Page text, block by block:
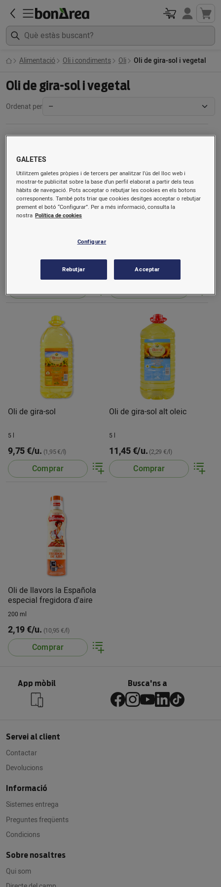
Alimentació Oli i condiments Oli Oli de gira-sol i vegetal
Oli de gira-sol i vegetal
Ordenat per
(1,85 €/l) 2,31 €/u.(2,31 €/l)
Oli de gira-sol
5 l
9,75 €/u. (1,95 €/l)
Comprar
Oli de gira-sol alt oleic
5 l
11,45 €/u. (2,29 €/l)
Comprar
Oli de llavors la Española
especial fregidora d'aire
200 ml
2,19 €/u. (10,95 €/l)
Comprar
App mòbil Busca'ns a
Servei al client
Contactar
Devolucions
Informació
Sistemes entrega
Preguntes freqüents
Condicions
Sobre nosaltres
Qui som
GALETES
Utilitzem galetes pròpies i de tercers per analitzar l’ús del lloc web i
mostrar-te publicitat sobre la base d’un perfil elaborat a partir dels teus
hàbits de navegació. Pots acceptar o rebutjar les cookies en els botons
corresponents. També pots triar que cookies desitges acceptar o rebutjar
prement el botó “Configurar”. Per a més informació, consulta la
nostra Política de cookies
Configurar
Rebutjar Acceptar